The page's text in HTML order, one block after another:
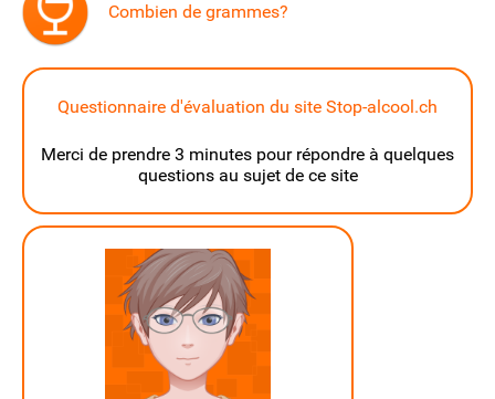
Combien de grammes?
Questionnaire d'évaluation du site Stop-alcool.ch
Merci de prendre 3 minutes pour répondre à quelques
questions au sujet de ce site